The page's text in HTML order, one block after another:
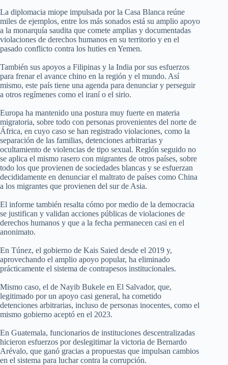
La diplomacia miope impulsada por la Casa Blanca reúne
miles de ejemplos, entre los más sonados está su amplio apoyo
a la monarquía saudita que comete amplias y documentadas
violaciones de derechos humanos en su territorio y en el
pasado conflicto contra los huties en Yemen.
También sus apoyos a Filipinas y la India por sus esfuerzos
para frenar el avance chino en la región y el mundo. Así
mismo, este país tiene una agenda para denunciar y perseguir
a otros regímenes como el iraní o el sirio.
Europa ha mantenido una postura muy fuerte en materia
migratoria, sobre todo con personas provenientes del norte de
África, en cuyo caso se han registrado violaciones, como la
separación de las familias, detenciones arbitrarias y
ocultamiento de violencias de tipo sexual. Reglón seguido no
se aplica el mismo rasero con migrantes de otros países, sobre
todo los que provienen de sociedades blancas y se esfuerzan
decididamente en denunciar el maltrato de países como China
a los migrantes que provienen del sur de Asia.
El informe también resalta cómo por medio de la democracia
se justifican y validan acciones públicas de violaciones de
derechos humanos y que a la fecha permanecen casi en el
anonimato.
En Túnez, el gobierno de Kais Saied desde el 2019 y,
aprovechando el amplio apoyo popular, ha eliminado
prácticamente el sistema de contrapesos institucionales.
Mismo caso, el de Nayib Bukele en El Salvador, que,
legitimado por un apoyo casi general, ha cometido
detenciones arbitrarias, incluso de personas inocentes, como el
mismo gobierno aceptó en el 2023.
En Guatemala, funcionarios de instituciones descentralizadas
hicieron esfuerzos por deslegitimar la victoria de Bernardo
Arévalo, que ganó gracias a propuestas que impulsan cambios
en el sistema para luchar contra la corrupción.